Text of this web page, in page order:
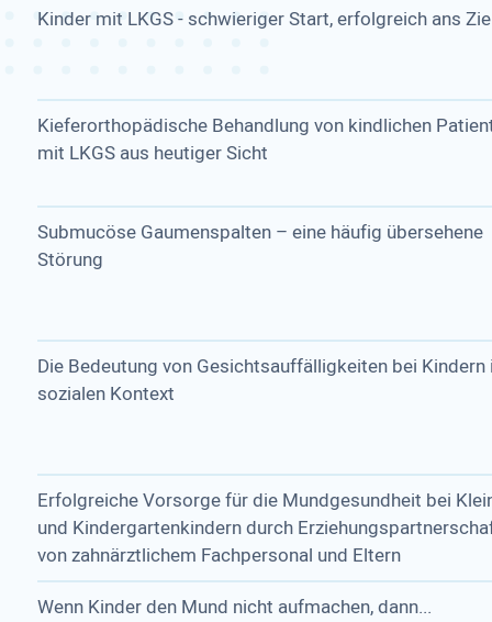
Kinder mit LKGS - schwieriger Start, erfolgreich ans
Kieferorthopädische Behandlung von kindlichen
mit LKGS aus heutiger Sicht
Submucöse Gaumenspalten – eine häufig übersehene
Störung
Die Bedeutung von Gesichtsauffälligkeiten bei Kindern
sozialen Kontext
Erfolgreiche Vorsorge für die Mundgesundheit bei
und Kindergartenkindern durch
von zahnärztlichem Fachpersonal und Eltern
Wenn Kinder den Mund nicht aufmachen, dann...